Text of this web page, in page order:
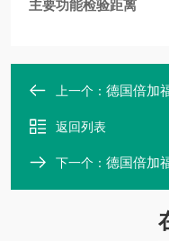
主要功能检验距离
上一个： 德国倍加
返回列表
下一个： 德国倍加